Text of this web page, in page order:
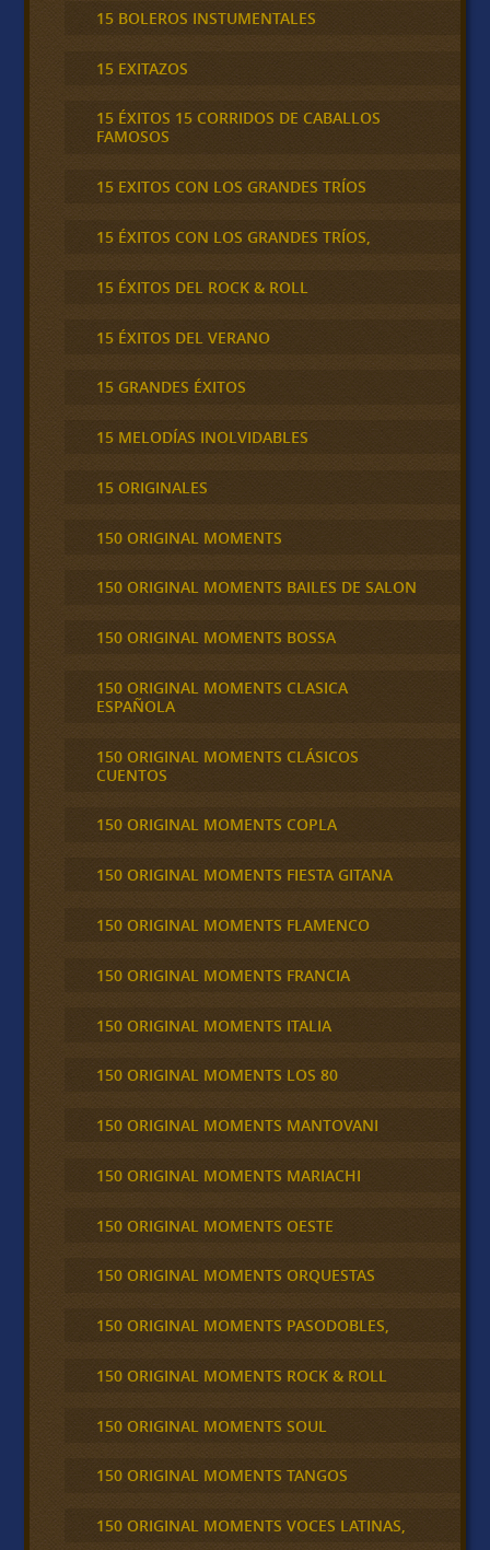
15 BOLEROS INSTUMENTALES
15 EXITAZOS
15 ÉXITOS 15 CORRIDOS DE CABALLOS
FAMOSOS
15 EXITOS CON LOS GRANDES TRÍOS
15 ÉXITOS CON LOS GRANDES TRÍOS,
15 ÉXITOS DEL ROCK & ROLL
15 ÉXITOS DEL VERANO
15 GRANDES ÉXITOS
15 MELODÍAS INOLVIDABLES
15 ORIGINALES
150 ORIGINAL MOMENTS
150 ORIGINAL MOMENTS BAILES DE SALON
150 ORIGINAL MOMENTS BOSSA
150 ORIGINAL MOMENTS CLASICA
ESPAÑOLA
150 ORIGINAL MOMENTS CLÁSICOS
CUENTOS
150 ORIGINAL MOMENTS COPLA
150 ORIGINAL MOMENTS FIESTA GITANA
150 ORIGINAL MOMENTS FLAMENCO
150 ORIGINAL MOMENTS FRANCIA
150 ORIGINAL MOMENTS ITALIA
150 ORIGINAL MOMENTS LOS 80
150 ORIGINAL MOMENTS MANTOVANI
150 ORIGINAL MOMENTS MARIACHI
150 ORIGINAL MOMENTS OESTE
150 ORIGINAL MOMENTS ORQUESTAS
150 ORIGINAL MOMENTS PASODOBLES,
150 ORIGINAL MOMENTS ROCK & ROLL
150 ORIGINAL MOMENTS SOUL
150 ORIGINAL MOMENTS TANGOS
150 ORIGINAL MOMENTS VOCES LATINAS,